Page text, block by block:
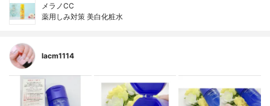
メラノCC
薬用しみ対策 美白化粧水
lacm1114